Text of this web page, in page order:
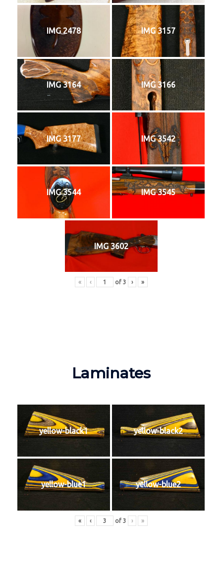
IMG 2478 IMG 3157
IMG 3164 IMG 3166
IMG 3177 IMG 3542
IMG 3544 IMG 3545
IMG 3602
« ‹ of 3 › »
Laminates
yellow-black1 yellow-black2
yellow-blue1 yellow-blue2
« ‹ of 3 › »